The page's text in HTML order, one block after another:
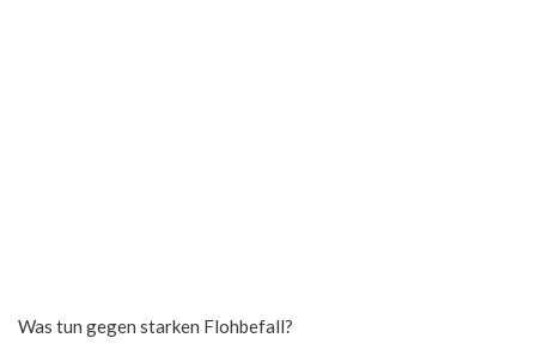
Was tun gegen starken Flohbefall?